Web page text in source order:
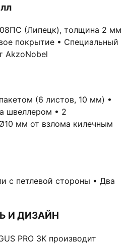
08ПС (Липецк), толщина 2 мм
покрытие • Специальный
AkzoNobel
(6 листов, 10 мм) •
швеллером • 2
мм от взлома килечным
с петлевой стороны • Два
И ДИЗАЙН
PRO 3K производит